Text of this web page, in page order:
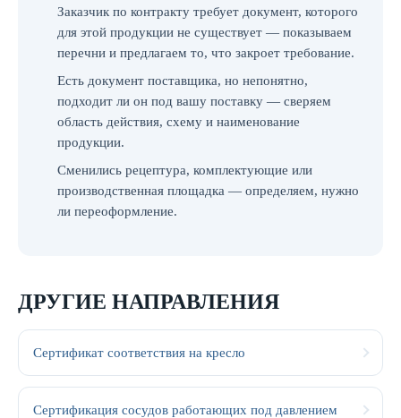
Заказчик по контракту требует документ, которого
для этой продукции не существует — показываем
перечни и предлагаем то, что закроет требование.
Есть документ поставщика, но непонятно,
подходит ли он под вашу поставку — сверяем
область действия, схему и наименование
продукции.
Сменились рецептура, комплектующие или
производственная площадка — определяем, нужно
ли переоформление.
ДРУГИЕ НАПРАВЛЕНИЯ
Сертификат соответствия на кресло
Сертификация сосудов работающих под давлением